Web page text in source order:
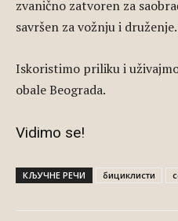
zvanično zatvoren za
savršen za vožnju i druženje.
Iskoristimo priliku i
obale Beograda.
Vidimo se!
КЉУЧНЕ РЕЧИ бициклисти